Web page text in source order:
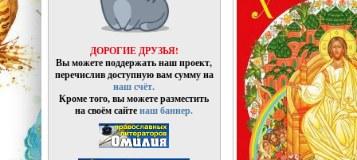
ДОРОГИЕ ДРУЗЬЯ!
Вы можете поддержать наш проект,
перечислив доступную вам сумму на
наш счёт.
Кроме того, вы можете разместить
на своём сайтенаш баннер.